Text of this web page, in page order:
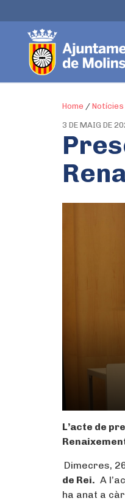
Home / Notícies
3 DE MAIG DE
L’acte de
Dimecres,
de Rei. A
ha anat a